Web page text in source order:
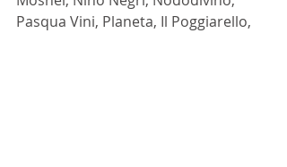
Pasqua Vini, Planeta, Il Poggiarello,